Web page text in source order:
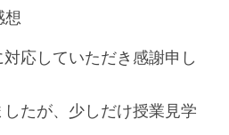
想
応していただき感謝申し
たが、少しだけ授業見学